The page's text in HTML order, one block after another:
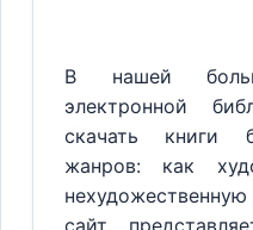
В нашей
электронной
скачать книги
жанров: как
сайт